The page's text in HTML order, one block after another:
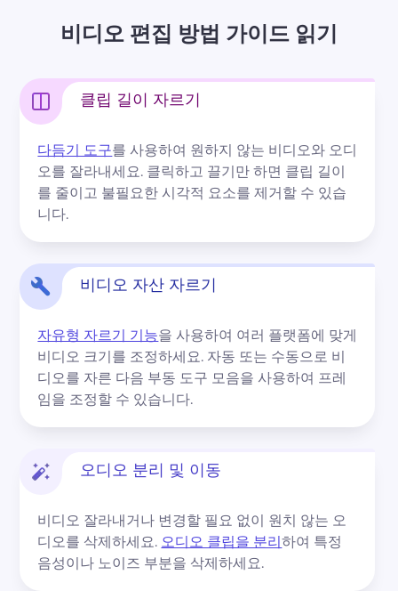
비디오 편집 방법 가이드 읽기
클립 길이 자르기
다듬기 도구를 사용하여 원하지 않는 비디오와 오디
오를 잘라내세요. 클릭하고 끌기만 하면 클립 길이
를 줄이고 불필요한 시각적 요소를 제거할 수 있습
니다.
비디오 자산 자르기
자유형 자르기 기능을 사용하여 여러 플랫폼에 맞게
비디오 크기를 조정하세요. 자동 또는 수동으로 비
디오를 자른 다음 부동 도구 모음을 사용하여 프레
임을 조정할 수 있습니다.
오디오 분리 및 이동
비디오 잘라내거나 변경할 필요 없이 원치 않는 오
디오를 삭제하세요. 오디오 클립을 분리하여 특정
음성이나 노이즈 부분을 삭제하세요.